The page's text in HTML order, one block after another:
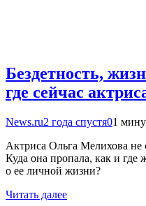
Бездетность,
где сейчас
News.ru2 года спустя01
Актриса Ольга Мелихова не
Куда она пропала, как и где
о ее личной жизни?
Читать далее